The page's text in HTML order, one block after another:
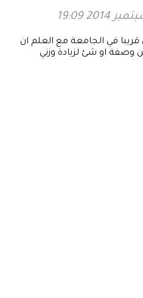
راح ادرس قريبا في الجامعة مع العلم ان